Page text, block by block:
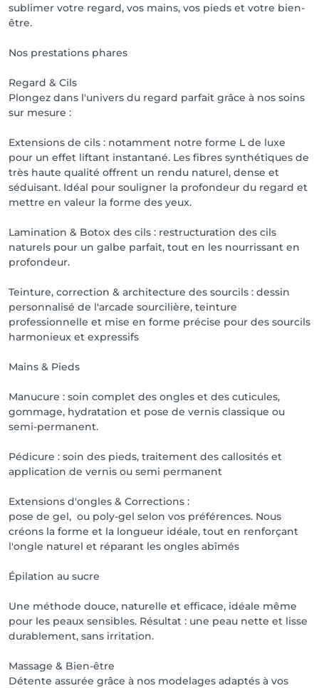
sublimer votre regard, vos mains, vos pieds et votre bien-
être.
Nos prestations phares
Regard & Cils
Plongez dans l'univers du regard parfait grâce à nos soins
sur mesure :
Extensions de cils : notamment notre forme L de luxe
pour un effet liftant instantané. Les fibres synthétiques de
très haute qualité offrent un rendu naturel, dense et
séduisant. Idéal pour souligner la profondeur du regard et
mettre en valeur la forme des yeux.
Lamination & Botox des cils : restructuration des cils
naturels pour un galbe parfait, tout en les nourrissant en
profondeur.
Teinture, correction & architecture des sourcils : dessin
personnalisé de l'arcade sourcilière, teinture
professionnelle et mise en forme précise pour des sourcils
harmonieux et expressifs
Mains & Pieds
Manucure : soin complet des ongles et des cuticules,
gommage, hydratation et pose de vernis classique ou
semi-permanent.
Pédicure : soin des pieds, traitement des callosités et
application de vernis ou semi permanent
Extensions d'ongles & Corrections :
pose de gel, ou poly-gel selon vos préférences. Nous
créons la forme et la longueur idéale, tout en renforçant
l'ongle naturel et réparant les ongles abîmés
Épilation au sucre
Une méthode douce, naturelle et efficace, idéale même
pour les peaux sensibles. Résultat : une peau nette et lisse
durablement, sans irritation.
Massage & Bien-être
Détente assurée grâce à nos modelages adaptés à vos